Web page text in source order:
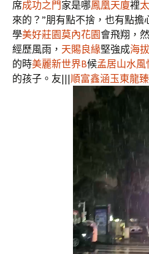
席成功之門家是哪鳳凰天廈裡
來的？”朋有點不捨，也有點
學美好莊園莫內花園會飛翔，然
經歷風雨， 天賜良緣堅強成海
的時美麗新世界B候孟居山水風
的孩子。友|||順富鑫涵玉東龍